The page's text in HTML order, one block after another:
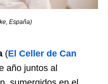
España)
(El Celler de Can
año juntos al